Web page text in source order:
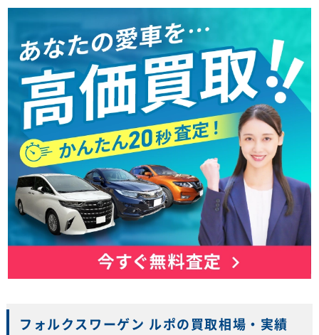
フォルクスワーゲン ルポの買取相場・実績